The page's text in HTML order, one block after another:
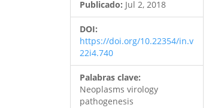
Publicado: Jul 2, 2018
DOI:
https://doi.org/10.22354/in.v
22i4.740
Palabras clave:
Neoplasms virology
pathogenesis